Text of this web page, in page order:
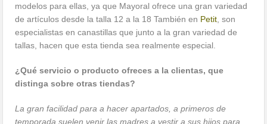
modelos para ellas, ya que Mayoral ofrece una gran variedad
de artículos desde la talla 12 a la 18 También en Petit , son
especialistas en canastillas que junto a la gran variedad de
tallas, hacen que esta tienda sea realmente especial.
¿Qué servicio o producto ofreces a la clientas, que
distinga sobre otras tiendas?
La gran facilidad para a hacer apartados, a primeros de
temporada suelen venir las madres a vestir a sus hijos para